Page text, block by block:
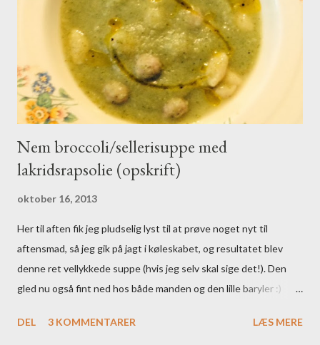
Nem broccoli/sellerisuppe med
lakridsrapsolie (opskrift)
oktober 16, 2013
Her til aften fik jeg pludselig lyst til at prøve noget nyt til
aftensmad, så jeg gik på jagt i køleskabet, og resultatet blev
denne ret vellykkede suppe (hvis jeg selv skal sige det!). Den
gled nu også fint ned hos både manden og den lille baryler :)
knoldsellerihoved - 1,5 L vand - 1 broccolihoved - 1
DEL 3 KOMMENTARER LÆS MERE